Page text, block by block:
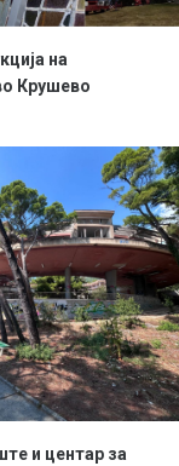
на
Крушево
и центар за